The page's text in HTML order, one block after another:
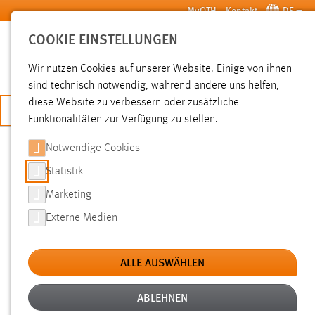
Zum Hauptinhalt springen MyOTH Kontakt DE
SUCHE
JETZT BEWERBEN
SUCHE
FILTER
Erstellungsdatum
SUCHEN
COOKIE EINSTELLUNGEN
Wir nutzen Cookies auf unserer Website. Einige von ihnen
sind technisch notwendig, während andere uns helfen,
diese Website zu verbessern oder zusätzliche
Funktionalitäten zur Verfügung zu stellen.
Notwendige Cookies
Statistik
Marketing
Externe Medien
ALLE AUSWÄHLEN
ABLEHNEN